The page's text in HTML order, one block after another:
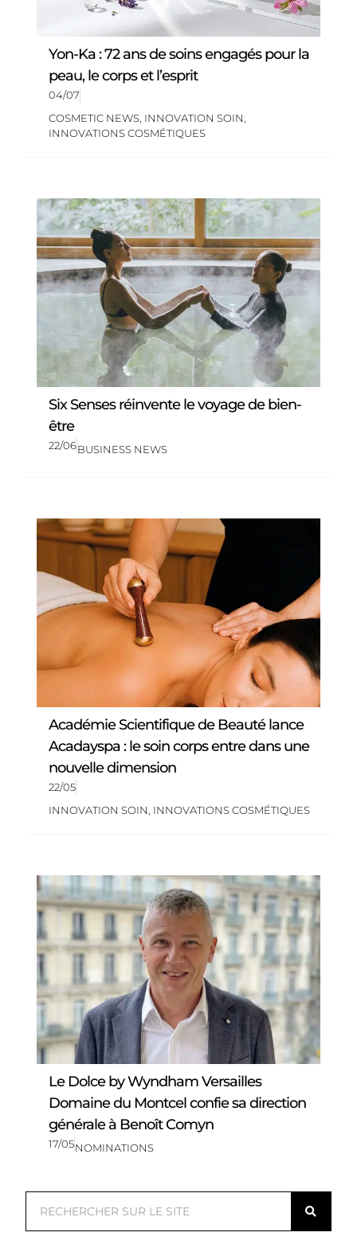
Yon-Ka : 72 ans de soins engagés pour la
peau, le corps et l’esprit
04/07
COSMETIC NEWS, INNOVATION SOIN
INNOVATIONS COSMÉTIQUES
Six Senses réinvente le voyage de bien-
être
22/06BUSINESS NEWS
Académie Scientifique de Beauté lance
Acadayspa : le soin corps entre dans une
nouvelle dimension
22/05
INNOVATION SOIN INNOVATIONS COSMÉTIQUES
Le Dolce by Wyndham Versailles
Domaine du Montcel confie sa direction
générale à Benoît Comyn
17/05NOMINATIONS